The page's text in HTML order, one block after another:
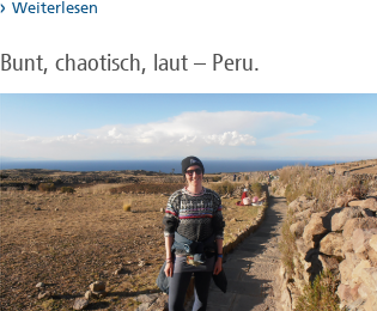
Weiterlesen
Bunt, chaotisch, laut – Peru.